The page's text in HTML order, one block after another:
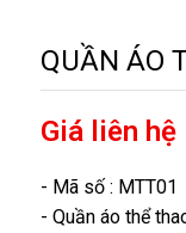
QUẦN ÁO
Giá liên hệ
- Mã số : MTT01
- Quần áo thể